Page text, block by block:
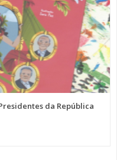
da República